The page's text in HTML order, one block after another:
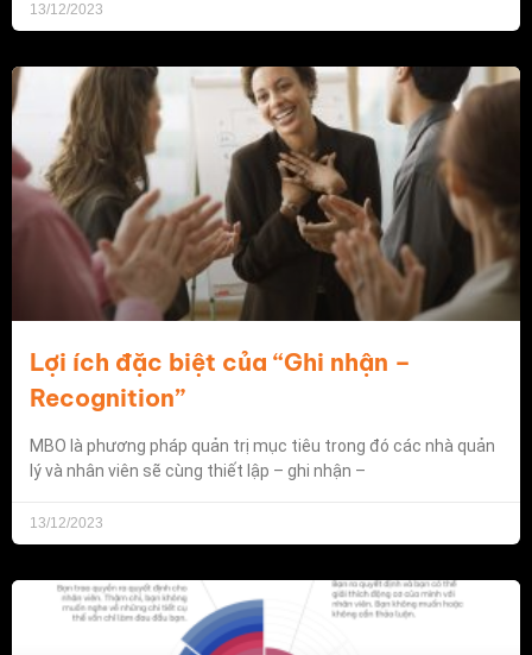
13/12/2023
Lợi ích đặc biệt của “Ghi nhận –
Recognition”
MBO là phương pháp quản trị mục tiêu trong đó các nhà quản
lý và nhân viên sẽ cùng thiết lập – ghi nhận –
13/12/2023